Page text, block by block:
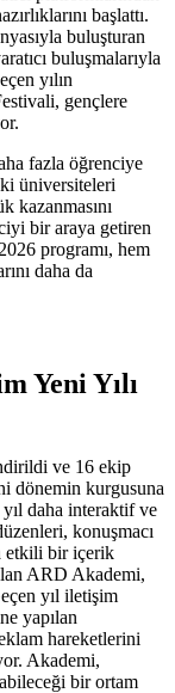
başlattı.
buluşturan
buluşmalarıyla
yılın
gençlere
fazla öğrenciye
üniversiteleri
kazanmasını
bir araya getiren
programı, hem
daha da
Yeni Yılı
ve 16 ekip
dönemin kurgusuna
daha interaktif ve
konuşmacı
etkili bir içerik
ARD Akademi,
yıl iletişim
yapılan
hareketlerini
Akademi,
bir ortam